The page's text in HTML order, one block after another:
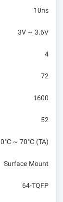
10ns
3V ~ 3.6V
4
72
1600
52
0°C ~ 70°C (TA)
Surface Mount
64-TQFP